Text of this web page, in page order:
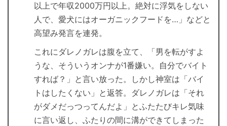
以上で年収2000万円以上。絶対に浮気をしない
人で、愛犬にはオーガニックフードを…」などと
高望み発言を連発。
これにダレノガレは腹を立て、「男を転がすよ
うな、そういうオンナが1番嫌い。自分でバイト
すれば？」と言い放った。しかし神室は「バイ
トはしたくない」と返答。ダレノガレは「それ
がダメだっつってんだよ」とふたたびキレ気味
に言い返し、ふたりの間に溝ができてしまった